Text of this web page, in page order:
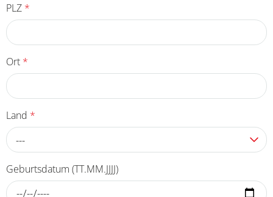
PLZ *
Ort *
Land *
---
Geburtsdatum (TT.MM.JJJJ)